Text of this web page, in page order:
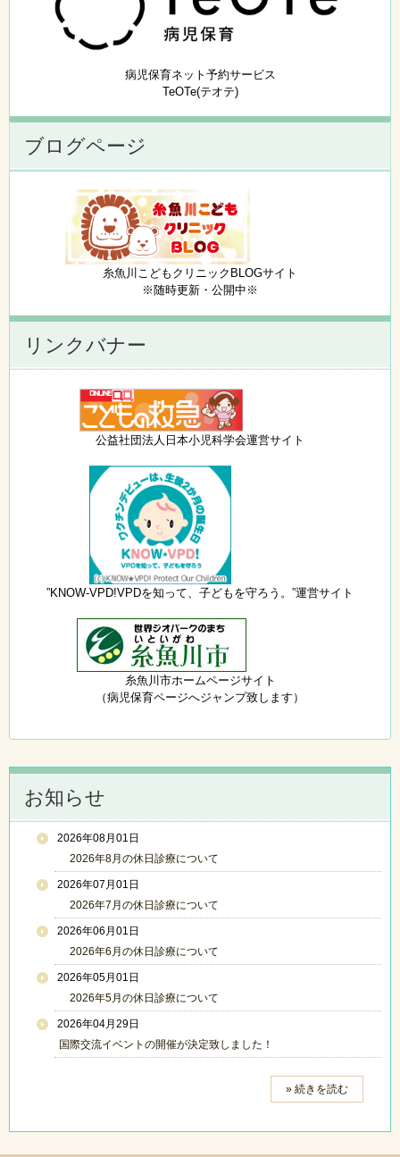
病児保育ネット予約サービス
TeOTe(テオテ)
ブログページ
糸魚川こどもクリニックBLOGサイト
※随時更新・公開中※
リンクバナー
公益社団法人日本小児科学会運営サイト
”KNOW-VPD!VPDを知って、子どもを守ろう。”運営サイト
糸魚川市ホームページサイト
（病児保育ページへジャンプ致します）
お知らせ
2026年08月01日
2026年8月の休日診療について
2026年07月01日
2026年7月の休日診療について
2026年06月01日
2026年6月の休日診療について
2026年05月01日
2026年5月の休日診療について
2026年04月29日
国際交流イベントの開催が決定致しました！
» 続きを読む